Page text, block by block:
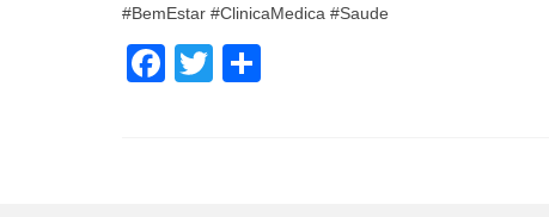
#BemEstar #ClinicaMedica #Saude
Facebook
Twitter